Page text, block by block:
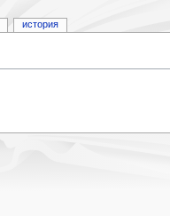
история